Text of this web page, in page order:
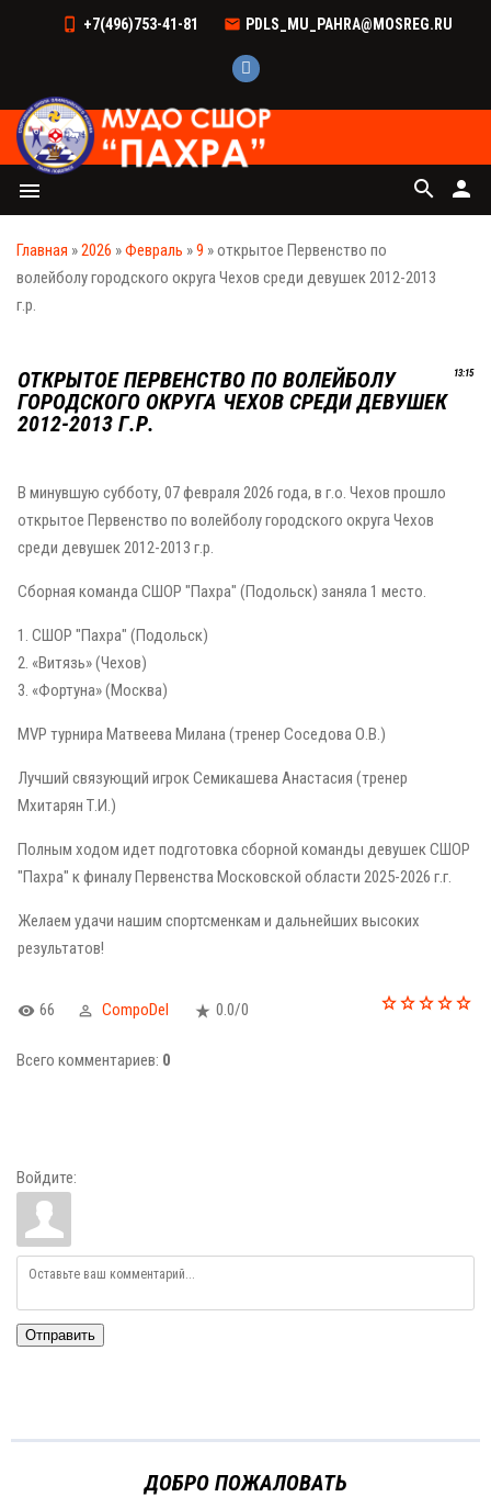
+7(496)753-41-81 PDLS_MU_PAHRA@MOSREG.RU
menu person
search
Главная »2026 »Февраль »9 » открытое Первенство по
волейболу городского округа Чехов среди девушек 2012-2013
г.р.
13:15
ОТКРЫТОЕ ПЕРВЕНСТВО ПО ВОЛЕЙБОЛУ
ГОРОДСКОГО ОКРУГА ЧЕХОВ СРЕДИ ДЕВУШЕК
2012-2013 Г.Р.
В минувшую субботу, 07 февраля 2026 года, в г.о. Чехов прошло
открытое Первенство по волейболу городского округа Чехов
среди девушек 2012-2013 г.р.
Сборная команда СШОР "Пахра" (Подольск) заняла 1 место.
1. СШОР "Пахра" (Подольск)
2. «Витязь» (Чехов)
3. «Фортуна» (Москва)
MVP турнира Матвеева Милана (тренер Соседова О.В.)
Лучший связующий игрок Семикашева Анастасия (тренер
Мхитарян Т.И.)
Полным ходом идет подготовка сборной команды девушек СШОР
"Пахра" к финалу Первенства Московской области 2025-2026 г.г.
Желаем удачи нашим спортсменкам и дальнейших высоких
результатов!
66 CompoDel 0.0/0
Всего комментариев: 0
Войдите:
Отправить
ДОБРО ПОЖАЛОВАТЬ